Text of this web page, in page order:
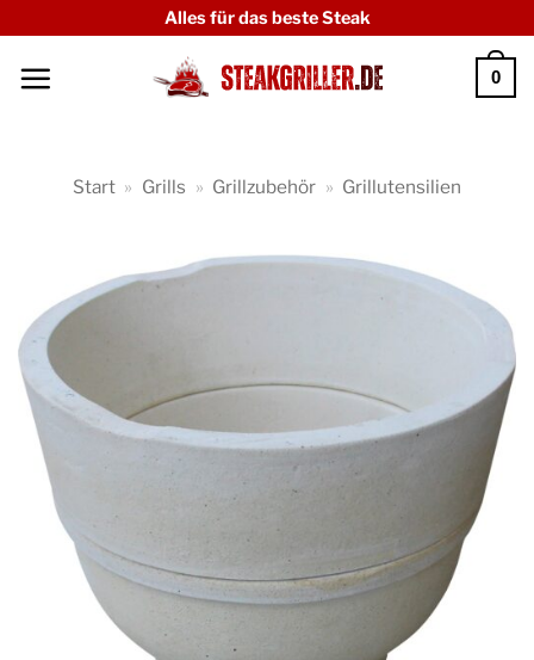
springen
Alles für das beste Steak
0
Start » Grills » Grillzubehör » Grillutensilien